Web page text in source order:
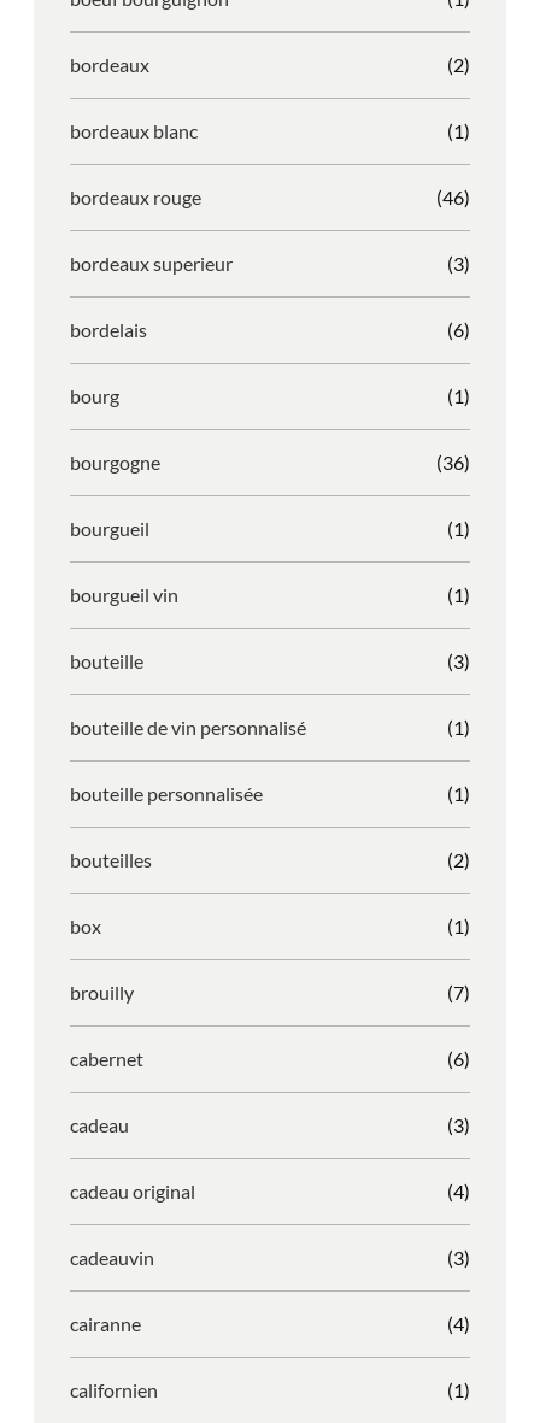
bordeaux (2)
bordeaux blanc (1)
bordeaux rouge (46)
bordeaux superieur (3)
bordelais (6)
bourg (1)
bourgogne (36)
bourgueil (1)
bourgueil vin (1)
bouteille (3)
bouteille de vin personnalisé (1)
bouteille personnalisée (1)
bouteilles (2)
box (1)
brouilly (7)
cabernet (6)
cadeau (3)
cadeau original (4)
cadeauvin (3)
cairanne (4)
californien (1)